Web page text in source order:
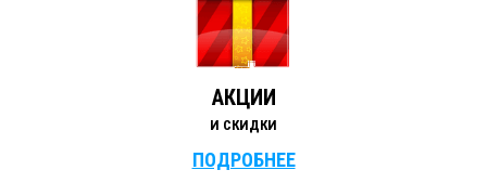
АКЦИИ
И СКИДКИ
ПОДРОБНЕЕ